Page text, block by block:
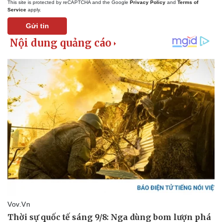
Thể thao
Bóng đá
Lịch thi đấu bóng đá
Thế giới thể thao
eSports
Hậu trường
Ô tô - Xe máy
Ô tô
Xe máy
Tư vấn
This site is protected by reCAPTCHA and the Google Privacy Policy and Terms of
Service apply.
Gửi tin